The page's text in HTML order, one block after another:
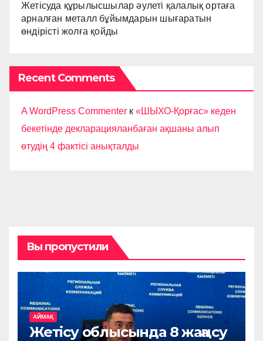
Жетісуда құрылысшылар әулеті қалалық ортаға
арналған металл бұйымдарын шығаратын
өндірісті жолға қойды
Recent Comments
A WordPress Commenter к «ШЫХО-Қорғас» кеден
бекетінде декларацияланбаған ақшаны алып
өтудің 4 фактісі анықталды
Вы пропустили
АЙМАҚ
Жетісу облысында 8 жаңа су